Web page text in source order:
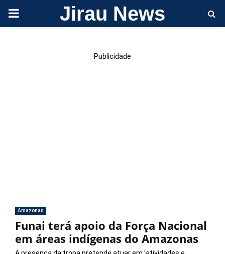
PRIMARY Jirau News
Publicidade
Amazonas
Funai terá apoio da Força Nacional
em áreas indígenas do Amazonas